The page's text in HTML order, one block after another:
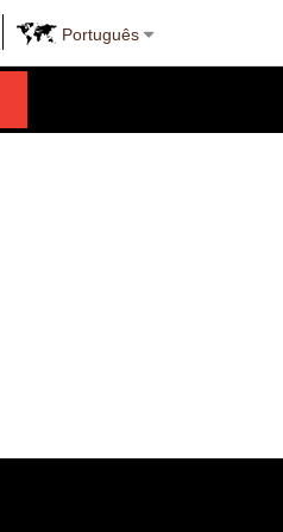
Português